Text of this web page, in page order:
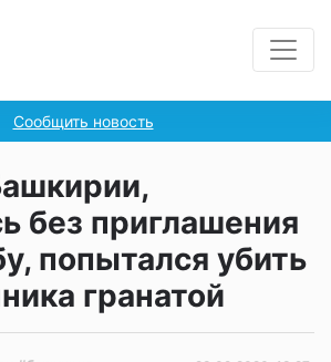
Сообщить новость
без приглашения
попытался убить
гранатой